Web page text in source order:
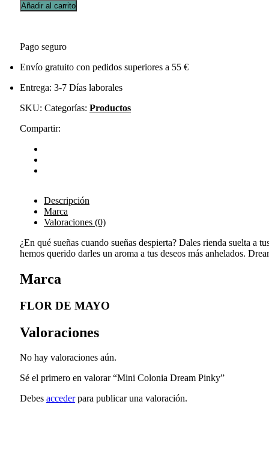
Añadir al carrito
Pago seguro
Envío gratuito con pedidos superiores a 55 €
Entrega: 3-7 Días laborales
SKU: Categorías: Productos
Compartir:
Descripción
Marca
Valoraciones (0)
¿En qué sueñas cuando sueñas despierta? Dales rienda suelta
hemos querido darles un aroma a tus deseos más anhelados.
Marca
FLOR DE MAYO
Valoraciones
No hay valoraciones aún.
Sé el primero en valorar “Mini Colonia Dream Pinky”
Debes accederpara publicar una valoración.